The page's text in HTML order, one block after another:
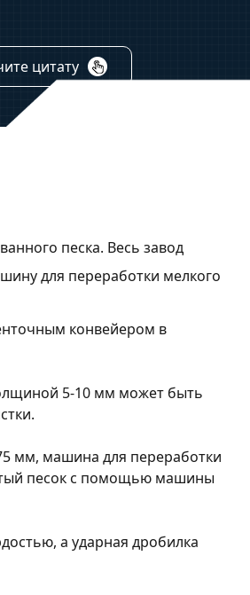
цитату
песка. Весь завод
для переработки мелкого
конвейером в
5-10 мм может быть
мм, машина для переработки
песок с помощью машины
а ударная дробилка